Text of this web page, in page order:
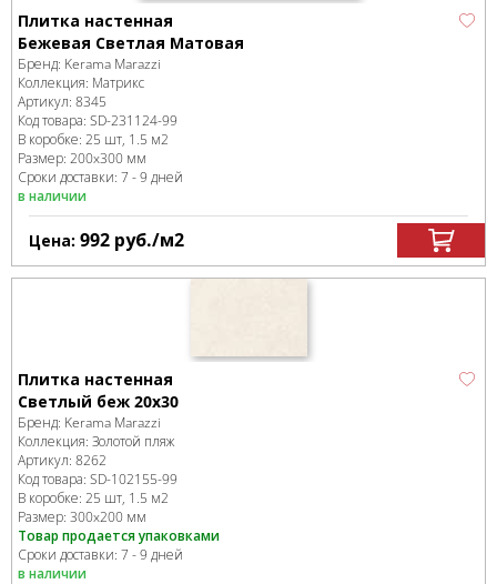
Плитка настенная
Бежевая Светлая Матовая
Бренд: Kerama Marazzi
Коллекция: Матрикс
Артикул: 8345
Код товара: SD-231124-99
В коробке: 25 шт, 1.5 м2
Размер: 200x300 мм
Сроки доставки: 7 - 9 дней
в наличии
Цена: 992 руб./м2
Плитка настенная
Светлый беж 20х30
Бренд: Kerama Marazzi
Коллекция: Золотой пляж
Артикул: 8262
Код товара: SD-102155-99
В коробке: 25 шт, 1.5 м2
Размер: 300x200 мм
Товар продается упаковками
Сроки доставки: 7 - 9 дней
в наличии